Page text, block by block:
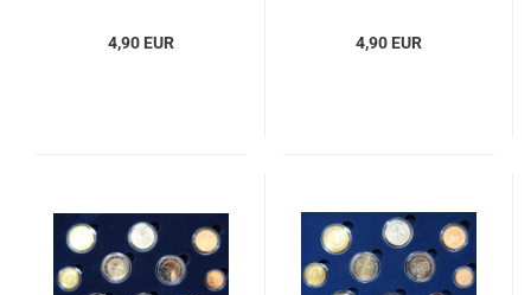
4,90 EUR 4,90 EUR